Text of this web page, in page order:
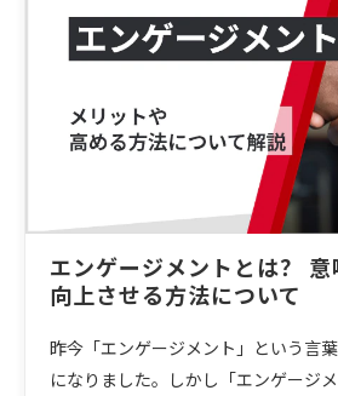
エンゲージメントとは？ 意
向上させる方法について
昨今「エンゲージメント」という言
になりました。しかし「エンゲージ